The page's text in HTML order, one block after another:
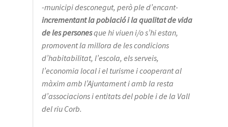
-municipi desconegut, però ple d’encant-
incrementant la població i la qualitat de vida
de les personesque hi viuen i/o s’hi estan,
promovent la millora de les condicions
d’habitabilitat, l’escola, els serveis,
l’economia local i el turisme i cooperant al
màxim amb l’Ajuntament i amb la resta
d’associacions i entitats del poble i de la Vall
del riu Corb.